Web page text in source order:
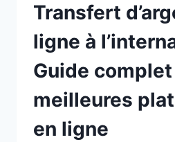
Transfert
ligne à
Guide
meilleures
en ligne